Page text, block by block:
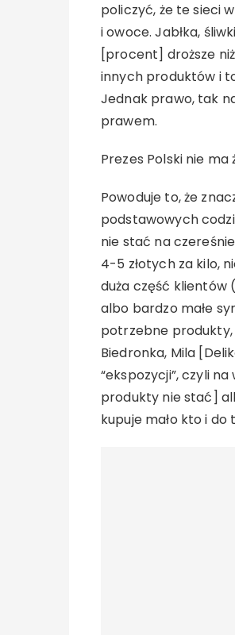
policzyć, że te sieci
i owoce. Jabłka,
[procent] droższe
innych produktów i
Jednak prawo, tak
prawem.
Prezes Polski nie
Powoduje to, że
podstawowych
nie stać na
4-5 złotych za kilo,
duża część klientów
albo bardzo małe
potrzebne produkty,
Biedronka, Mila
“ekspozycji”, czyli
produkty nie stać]
kupuje mało kto i